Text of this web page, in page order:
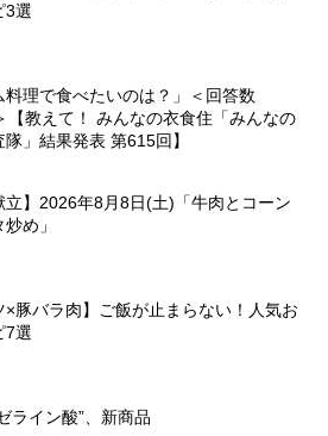
3選
料理で食べたいのは？」＜回答数
【教えて！ みんなの衣食住「みんなの
」結果発表 第615回】
立】2026年8月8日(土)「牛肉とコーン
め」
×豚バラ肉】ご飯が止まらない！人気お
7選
ライン酸”、新商品